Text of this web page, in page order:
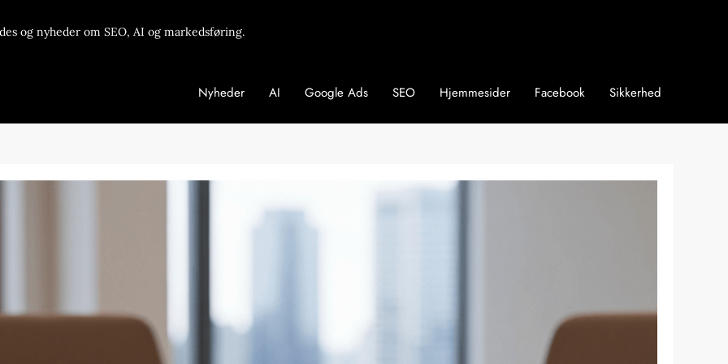
og nyheder om SEO, AI og markedsføring.
Nyheder AI Google Ads SEO Hjemmesider Facebook Sikkerhed